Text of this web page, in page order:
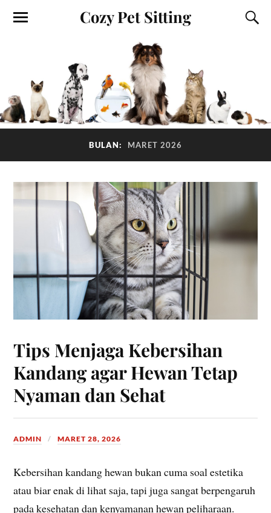
Cozy Pet Sitting
BULAN: MARET 2026
Tips Menjaga Kebersihan
Kandang agar Hewan Tetap
Nyaman dan Sehat
ADMIN MARET 28, 2026
Kebersihan kandang hewan bukan cuma soal estetika
atau biar enak di lihat saja, tapi juga sangat berpengaruh
pada kesehatan dan kenyamanan hewan peliharaan.